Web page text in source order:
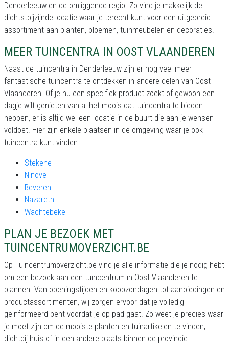
Denderleeuw en de omliggende regio. Zo vind je makkelijk de
dichtstbijzijnde locatie waar je terecht kunt voor een uitgebreid
assortiment aan planten, bloemen, tuinmeubelen en decoraties.
MEER TUINCENTRA IN OOST VLAANDEREN
Naast de tuincentra in Denderleeuw zijn er nog veel meer
fantastische tuincentra te ontdekken in andere delen van Oost
Vlaanderen. Of je nu een specifiek product zoekt of gewoon een
dagje wilt genieten van al het moois dat tuincentra te bieden
hebben, er is altijd wel een locatie in de buurt die aan je wensen
voldoet. Hier zijn enkele plaatsen in de omgeving waar je ook
tuincentra kunt vinden:
Stekene
Ninove
Beveren
Nazareth
Wachtebeke
PLAN JE BEZOEK MET
TUINCENTRUMOVERZICHT.BE
Op Tuincentrumoverzicht.be vind je alle informatie die je nodig hebt
om een bezoek aan een tuincentrum in Oost Vlaanderen te
plannen. Van openingstijden en koopzondagen tot aanbiedingen en
productassortimenten, wij zorgen ervoor dat je volledig
geïnformeerd bent voordat je op pad gaat. Zo weet je precies waar
je moet zijn om de mooiste planten en tuinartikelen te vinden,
dichtbij huis of in een andere plaats binnen de provincie.